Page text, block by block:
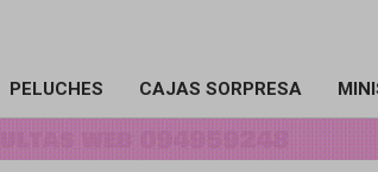
PELUCHES CAJAS SORPRESA